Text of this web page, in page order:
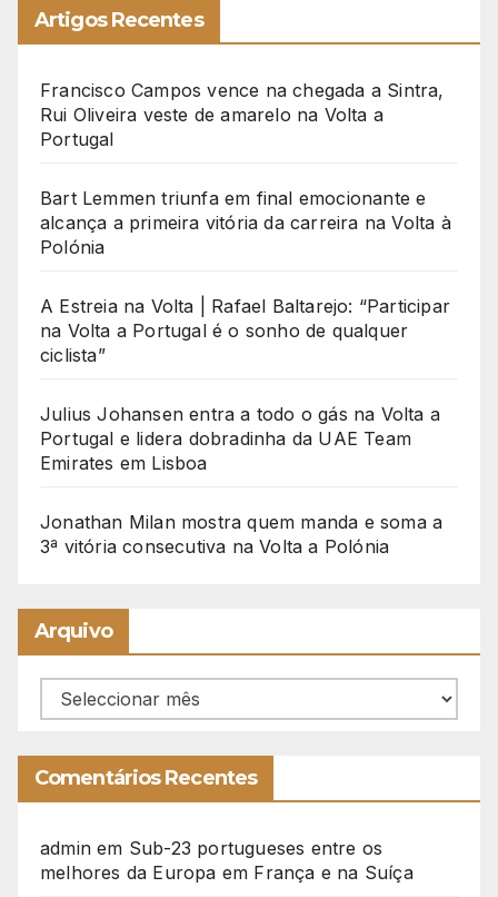
Artigos Recentes
Francisco Campos vence na chegada a Sintra,
Rui Oliveira veste de amarelo na Volta a
Portugal
Bart Lemmen triunfa em final emocionante e
alcança a primeira vitória da carreira na Volta à
Polónia
A Estreia na Volta | Rafael Baltarejo: “Participar
na Volta a Portugal é o sonho de qualquer
ciclista”
Julius Johansen entra a todo o gás na Volta a
Portugal e lidera dobradinha da UAE Team
Emirates em Lisboa
Jonathan Milan mostra quem manda e soma a
3ª vitória consecutiva na Volta a Polónia
Arquivo
Arquivo
Comentários Recentes
admin em Sub-23 portugueses entre os
melhores da Europa em França e na Suíça